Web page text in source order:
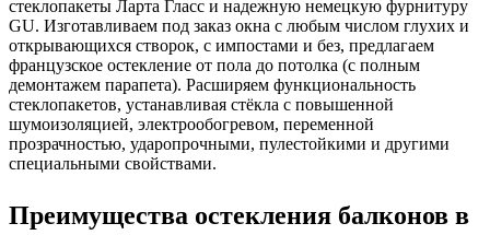
стеклопакеты Ларта Гласс и надежную немецкую фурнитуру
GU. Изготавливаем под заказ окна с любым числом глухих и
открывающихся створок, с импостами и без, предлагаем
французское остекление от пола до потолка (с полным
демонтажем парапета). Расширяем функциональность
стеклопакетов, устанавливая стёкла с повышенной
шумоизоляцией, электрообогревом, переменной
прозрачностью, ударопрочными, пулестойкими и другими
специальными свойствами.
Преимущества остекления балконов в